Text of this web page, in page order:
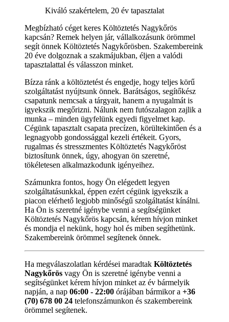
Kiváló szakértelem, 20 év tapasztalat
Megbízható céget keres Költöztetés Nagykőrös
kapcsán? Remek helyen jár, vállalkozásunk örömmel
segít önnek Költöztetés Nagykőrösben. Szakembereink
20 éve dolgoznak a szakmájukban, éljen a valódi
tapasztalattal és válasszon minket.
Bízza ránk a költöztetést és engedje, hogy teljes körű
szolgáltatást nyújtsunk önnek. Barátságos, segítőkész
csapatunk nemcsak a tárgyait, hanem a nyugalmát is
igyekszik megőrizni. Nálunk nem futószalagon zajlik a
munka – minden ügyfelünk egyedi figyelmet kap.
Cégünk tapasztalt csapata precízen, körültekintően és a
legnagyobb gondossággal kezeli értékeit. Gyors,
rugalmas és stresszmentes Költöztetés Nagykőröst
biztosítunk önnek, úgy, ahogyan ön szeretné,
tökéletesen alkalmazkodunk igényeihez.
Számunkra fontos, hogy Ön elégedett legyen
szolgáltatásunkkal, éppen ezért cégünk igyekszik a
piacon elérhető legjobb minőségű szolgáltatást kínálni.
Ha Ön is szeretné igénybe venni a segítségünket
Költöztetés Nagykőrös kapcsán, kérem hívjon minket
és mondja el nekünk, hogy hol és miben segíthetünk.
Szakembereink örömmel segítenek önnek.
Ha megválaszolatlan kérdései maradtak Költöztetés
Nagykőrös vagy Ön is szeretné igénybe venni a
segítségünket kérem hívjon minket az év bármelyik
napján, a nap 06:00 - 22:00 órájában bármikor a +36
(70) 678 00 24 telefonszámunkon és szakembereink
örömmel segítenek.